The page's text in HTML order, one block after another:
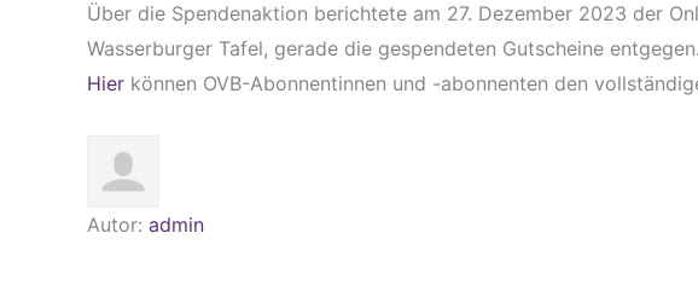
Über die Spendenaktion berichtete am 27. Dezember 2023 der
Wasserburger Tafel, gerade die gespendeten Gutscheine entgegen.
Hier können OVB-Abonnentinnen und -abonnenten den
Autor: admin